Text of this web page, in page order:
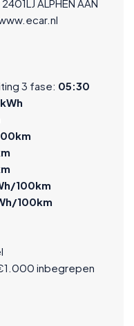
ALPHEN AAN
3 fase: 05:30
100km
100km
inbegrepen